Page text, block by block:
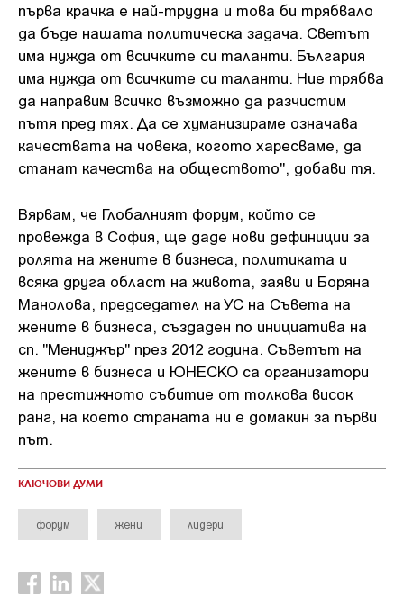
първа крачка е най-трудна и това би трябвало
да бъде нашата политическа задача. Светът
има нужда от всичките си таланти. България
има нужда от всичките си таланти. Ние трябва
да направим всичко възможно да разчистим
пътя пред тях. Да се хуманизираме означава
качествата на човека, когото харесваме, да
станат качества на обществото", добави тя.
Вярвам, че Глобалният форум, който се
провежда в София, ще даде нови дефиниции за
ролята на жените в бизнеса, политиката и
всяка друга област на живота, заяви и Боряна
Манолова, председател на УС на Съвета на
жените в бизнеса, създаден по инициатива на
сп. "Мениджър" през 2012 година. Съветът на
жените в бизнеса и ЮНЕСКО са организатори
на престижното събитие от толкова висок
ранг, на което страната ни е домакин за първи
път.
КЛЮЧОВИ ДУМИ
форум жени лидери